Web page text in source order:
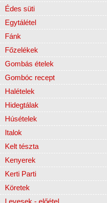
Édes süti
Egytálétel
Fánk
Főzelékek
Gombás ételek
Gombóc recept
Halételek
Hidegtálak
Húsételek
Italok
Kelt tészta
Kenyerek
Kerti Parti
Köretek